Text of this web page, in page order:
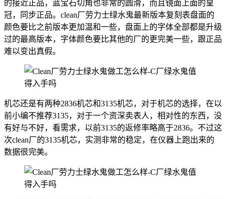
的接近正品，蓝宝石切角也非常的圆滑，而且镜面上面的皇
冠，同步正品。clean厂劳力士绿水鬼最新版本复刻表盘面的
颜色要比之前版本更加温和一些，盘面上的字体全部都是升级
过的最高版本，字体颜色要比其他的厂的更完美一些，跟正品
难以变出真假。
机芯还是有两种2836机芯和3135机芯，对于机芯的选择，在以
前小编不推荐3135，对于一个资深卖表人，相对性的东西，没
有好与不好，看需求，以前3135的返修率略高于2836。不过这
次clean厂的3135机芯，实测非常的稳定，在仪器上跑出来的
数据很完美。